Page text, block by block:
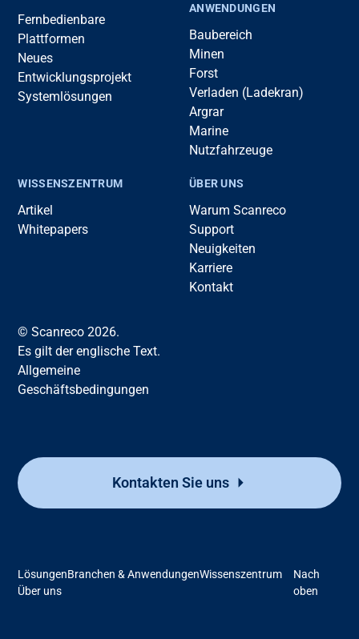
Kontakten Sie uns
Fernbedienbare
Plattformen
Neues
Entwicklungsprojekt
Systemlösungen
ANWENDUNGEN
Baubereich
Minen
Forst
Verladen (Ladekran)
Argrar
Marine
Nutzfahrzeuge
WISSENSZENTRUM
Artikel
Whitepapers
ÜBER UNS
Warum Scanreco
Support
Neuigkeiten
Karriere
Kontakt
© Scanreco 2026.
Es gilt der englische Text.
Allgemeine
Geschäftsbedingungen
LösungenBranchen & AnwendungenWissenszentrum
Über uns
Nach
oben